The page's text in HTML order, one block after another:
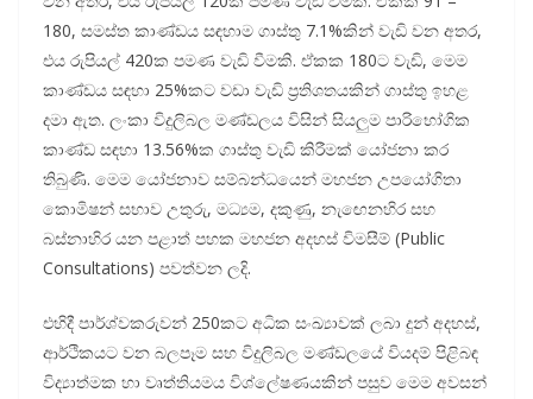
180, සමස්ත කාණ්ඩය සඳ­හාම ගාස්තු 7.1%කින් වැඩි වන අතර,
එය රුපි­යල් 420ක පමණ වැඩි වීමකි. ඒකක 180ට වැඩි, මෙම
කාණ්ඩය සඳහා 25%කට වඩා වැඩි ප්‍රති­ශ­ත­ය­කින් ගාස්තු ඉහළ
දමා ඇත. ලංකා විදු­ලි­බල මණ්ඩ­ලය විසින් සිය­ලුම පාරි­භෝ­ගික
කාණ්ඩ සඳහා 13.56%ක ගාස්තු වැඩි කිරී­මක් යෝජනා කර
තිබුණි. මෙම යෝජ­නාව සම්බ­න්ධ­යෙන් මහ­ජන උප­යෝ­ගිතා
කොමි­ෂන් සභාව උතුරු, මධ්‍යම, දකුණු, නැ‍ඟෙන­හිර සහ
බස්නා­හිර යන පළාත් පහක මහ­ජන අද­හස් විම­සීම් (Public
Consultations) පව­ත්වන ලදි.
එහිදී පාර්ශ්ව­ක­රු­වන් 250කට අධික සංඛ්‍යා­වක් ලබා දුන් අද­හස්,
ආර්ථි­ක­යට වන බල­පෑම සහ විදු­ලි­බල මණ්ඩ­ලයේ විය­දම් පිළි­බඳ
විද්‍යා­ත්මක හා වෘත්ති­ය­මය විශ්ලේ­ෂ­ණ­ය­කින් පසුව මෙම අව­සන්